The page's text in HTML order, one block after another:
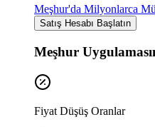
Meşhur'da Milyonlarca
Satış Hesabı Başlatın
Meşhur
Fiyat Düşüş Oranlar